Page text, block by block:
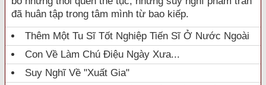
đã huân tập trong tâm mình từ bao kiếp.
Thêm Một Tu Sĩ Tốt Nghiệp Tiến Sĩ Ở Nước Ngoài
Con Về Làm Chú Điệu Ngày Xưa...
Suy Nghĩ Về "xuất Gia"